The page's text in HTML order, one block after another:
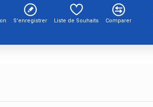
S'enregistrer Liste de Souhaits Comparer